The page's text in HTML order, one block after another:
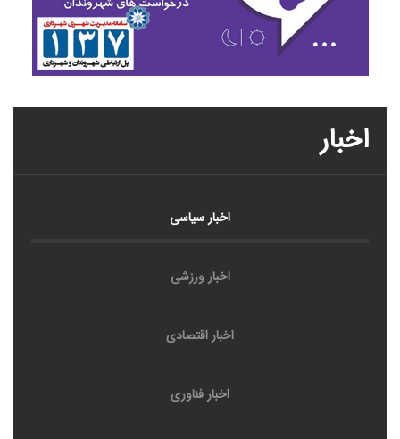
اخبار
اخبار سیاسی
اخبار ورزشی
اخبار اقتصادی
اخبار فناوری